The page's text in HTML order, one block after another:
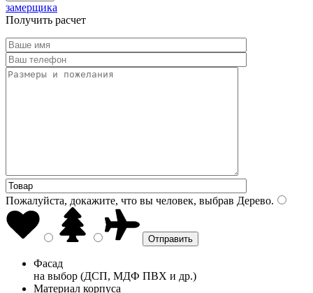
замерщика
Получить расчет
Пожалуйста, докажите, что вы человек, выбрав Дерево.
Фасад
на выбор (ДСП, МДФ ПВХ и др.)
Материал корпуса